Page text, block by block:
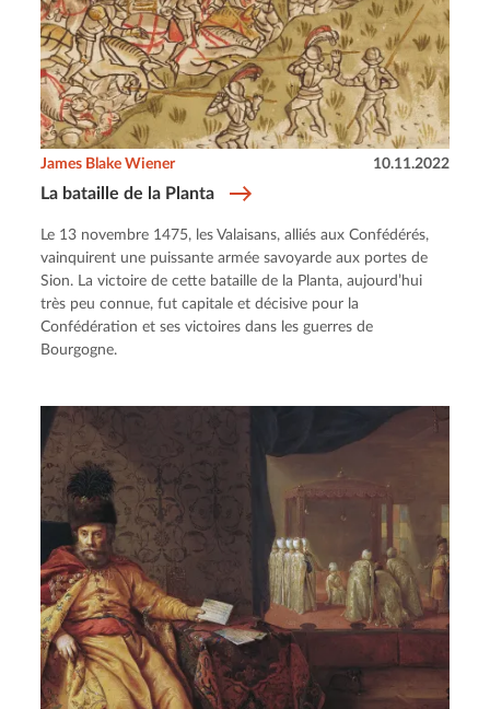
La bataille de la Planta
James Blake Wiener 10.11.2022
Le 13 novembre 1475, les Valaisans, alliés aux Confédérés,
vainquirent une puissante armée savoyarde aux portes de
Sion. La victoire de cette bataille de la Planta, aujourd’hui
très peu connue, fut capitale et décisive pour la
Confédération et ses victoires dans les guerres de
Bourgogne.